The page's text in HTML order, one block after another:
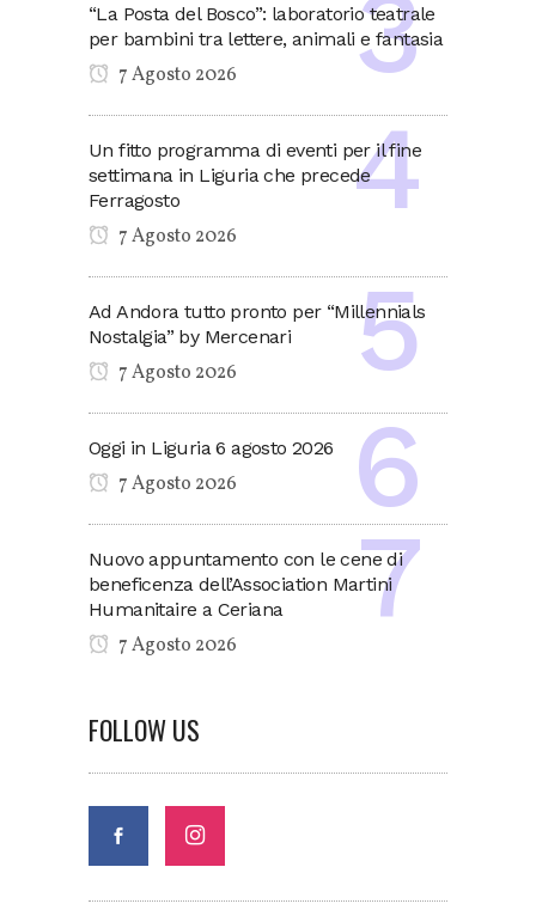
“La Posta del Bosco”: laboratorio teatrale
per bambini tra lettere, animali e fantasia
7 Agosto 2026
Un fitto programma di eventi per il fine
settimana in Liguria che precede
Ferragosto
7 Agosto 2026
Ad Andora tutto pronto per “Millennials
Nostalgia” by Mercenari
7 Agosto 2026
Oggi in Liguria 6 agosto 2026
7 Agosto 2026
Nuovo appuntamento con le cene di
beneficenza dell’Association Martini
Humanitaire a Ceriana
7 Agosto 2026
FOLLOW US